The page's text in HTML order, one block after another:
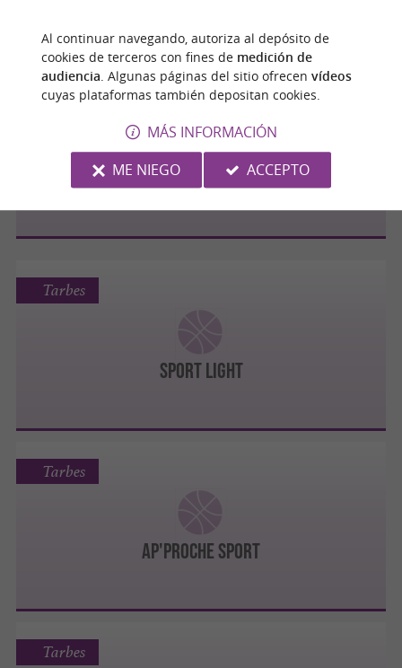
TARBES PYRÉNÉES RUGBY
Tarbes
SPORT LIGHT
Tarbes
AP'PROCHE SPORT
Tarbes
Tarbes
Al continuar navegando, autoriza al depósito de
cookies de terceros con fines de medición de
audiencia . Algunas páginas del sitio ofrecen vídeos
cuyas plataformas también depositan cookies.
MÁS INFORMACIÓN
ME NIEGO
ACCEPTO